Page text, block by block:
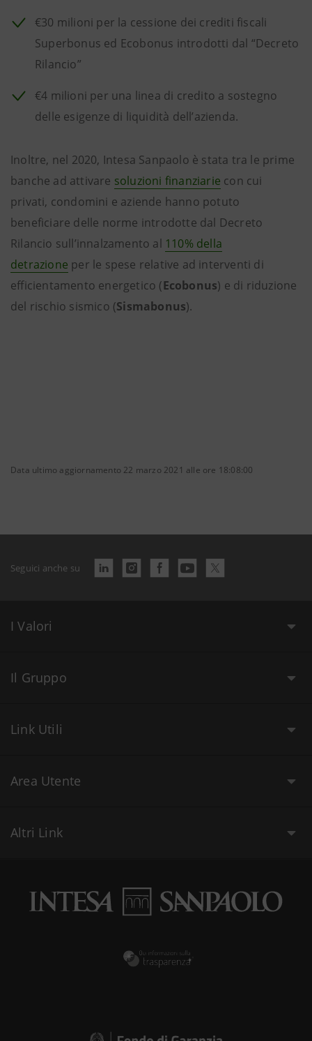
€30 milioni per la cessione dei crediti fiscali
Superbonus ed Ecobonus introdotti dal “Decreto
Rilancio”
€4 milioni per una linea di credito a sostegno
delle esigenze di liquidità dell’azienda.
Inoltre, nel 2020, Intesa Sanpaolo è stata tra le prime
banche ad attivare soluzioni finanziarie con cui
privati, condomini e aziende hanno potuto
beneficiare delle norme introdotte dal Decreto
Rilancio sull’innalzamento al 110% della
detrazione per le spese relative ad interventi di
efficientamento energetico (Ecobonus) e di riduzione
del rischio sismico (Sismabonus).
Data ultimo aggiornamento 22 marzo 2021 alle ore 18:08:00
Seguici anche su
I Valori
Il Gruppo
Link Utili
Area Utente
Altri Link